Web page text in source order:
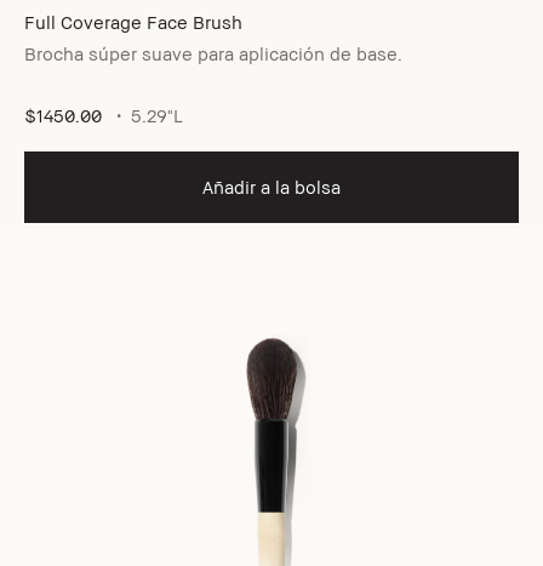
Full Coverage Face Brush
Brocha súper suave para aplicación de base.
$1450.00 5.29"L
Añadir a la bolsa